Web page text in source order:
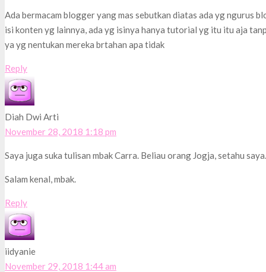
Ada bermacam blogger yang mas sebutkan diatas ada yg ngurus
isi konten yg lainnya, ada yg isinya hanya tutorial yg itu itu aja
ya yg nentukan mereka brtahan apa tidak
Reply
Diah Dwi Arti
November 28, 2018 1:18 pm
Saya juga suka tulisan mbak Carra. Beliau orang Jogja, setahu saya.
Salam kenal, mbak.
Reply
iidyanie
November 29, 2018 1:44 am